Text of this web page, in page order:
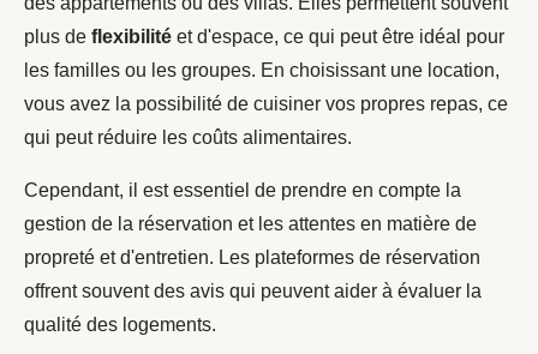
plus de flexibilité et d'espace, ce qui peut être idéal pour
les familles ou les groupes. En choisissant une location,
vous avez la possibilité de cuisiner vos propres repas, ce
qui peut réduire les coûts alimentaires.
Cependant, il est essentiel de prendre en compte la
gestion de la réservation et les attentes en matière de
propreté et d'entretien. Les plateformes de réservation
offrent souvent des avis qui peuvent aider à évaluer la
qualité des logements.